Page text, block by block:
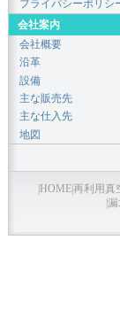
プライバシーポリシ
会社案内
会社概要
沿革
設備
主な販売先
主な仕入先
地図
HOME再利用真
漏